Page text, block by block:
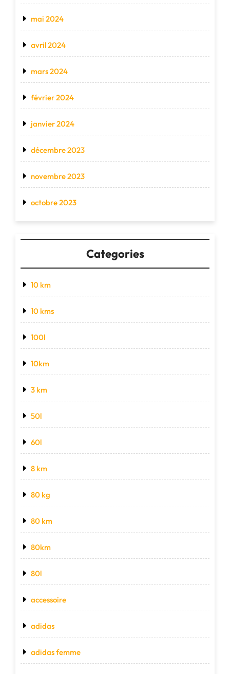
mai 2024
avril 2024
mars 2024
février 2024
janvier 2024
décembre 2023
novembre 2023
octobre 2023
Categories
10 km
10 kms
100l
10km
3 km
50l
60l
8 km
80 kg
80 km
80km
80l
accessoire
adidas
adidas femme